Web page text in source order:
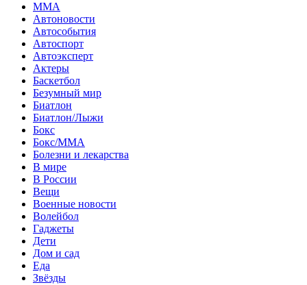
MMA
Автоновости
Автособытия
Автоспорт
Автоэксперт
Актеры
Баскетбол
Безумный мир
Биатлон
Биатлон/Лыжи
Бокс
Бокс/MMA
Болезни и лекарства
В мире
В России
Вещи
Военные новости
Волейбол
Гаджеты
Дети
Дом и сад
Еда
Звёзды